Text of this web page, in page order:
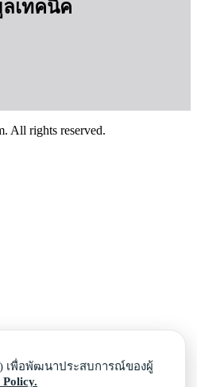
เทคนิค
All rights reserved.
เพื่อพัฒนาประสบการณ์ของผู้